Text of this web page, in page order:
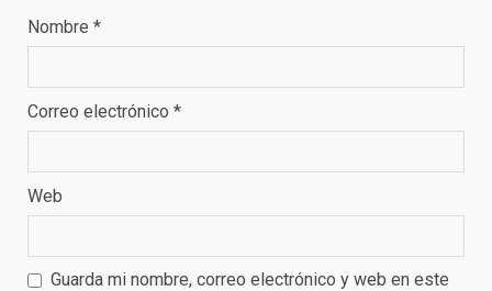
Nombre *
Correo electrónico *
Web
Guarda mi nombre, correo electrónico y web en este